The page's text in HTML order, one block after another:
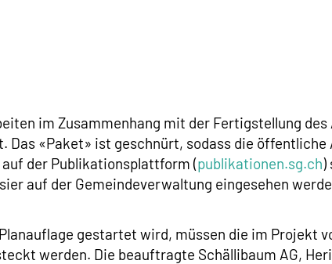
im Zusammenhang mit der Fertigstellung
Das «Paket» ist geschnürt, sodass die
der Publikationsplattform (publikationen.sg.ch)
auf der Gemeindeverwaltung eingesehen
gestartet wird, müssen die im Projekt
werden. Die beauftragte Schällibaum AG,